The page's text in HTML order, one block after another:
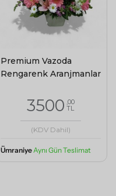
Premium Vazoda
Rengarenk Aranjmanlar
3500 ,00
TL
(KDV Dahil)
ÜmraniyeAynı Gün Teslimat